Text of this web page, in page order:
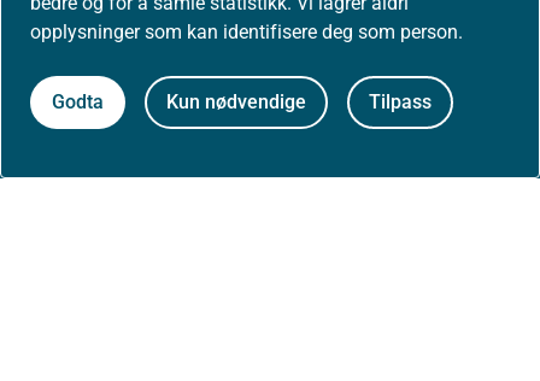
opplysninger som kan identifisere deg som person.
Godta Kun nødvendige Tilpass
Høringer